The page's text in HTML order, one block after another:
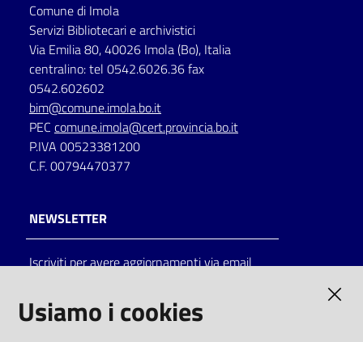
Seguici
su
Catalogo
Eventi
Comune di Imola
Servizi Bibliotecari e archivistici
Via Emilia 80, 40026 Imola (Bo), Italia
centralino: tel 0542.6026.36 fax
0542.602602
bim@comune.imola.bo.it
PEC comune.imola@cert.provincia.bo.it
P.IVA 00523381200
C.F. 00794470377
NEWSLETTER
Iscriviti per avere aggiornamenti via email
Usiamo i cookies